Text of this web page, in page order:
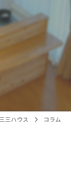
三ハウス コラム